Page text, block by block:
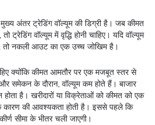
अंतर ट्रेडिंग वॉल्यूम की डिग्री है। जब कीमत
वॉल्यूम में वृद्धि होनी चाहिए। यदि वॉल्यूम
तो नकली आउट का एक उच्च जोखिम है।
क्योंकि कीमत आमतौर पर एक मजबूत स्तर से
समेकन के दौरान, वॉल्यूम कम होते हैं। बाजार
है। खरीदारों या विक्रेताओं को कीमत को एक
की आवश्यकता होती है। इससे पहले कि
सीमा के भीतर चली जाएगी।